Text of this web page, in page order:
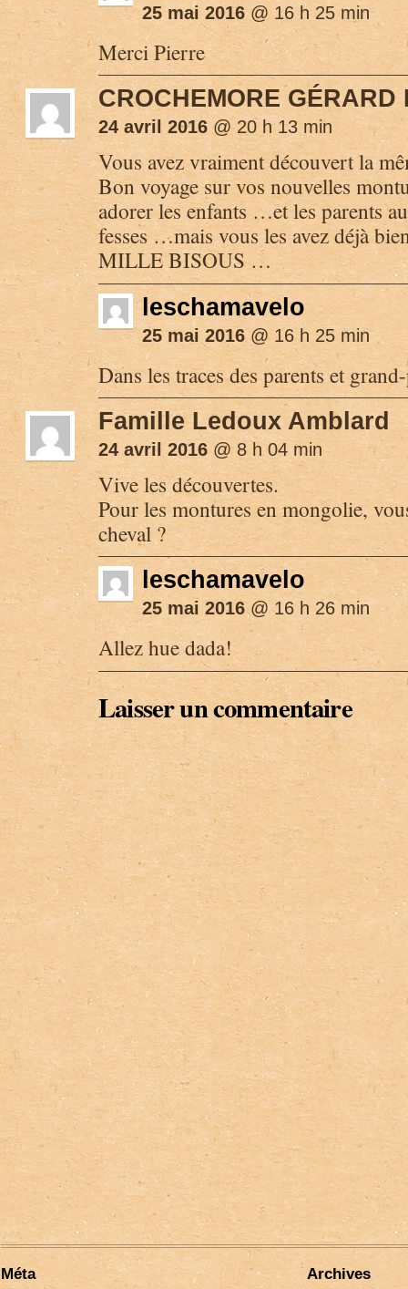
25 mai 2016 @ 16 h 25 min
Merci Pierre
CROCHEMORE GÉRARD
24 avril 2016 @ 20 h 13 min
Vous avez vraiment découvert la
Bon voyage sur vos nouvelles
adorer les enfants …et les parents
fesses …mais vous les avez déjà
MILLE BISOUS …
leschamavelo
25 mai 2016 @ 16 h 25 min
Dans les traces des parents et
Famille Ledoux Amblard
24 avril 2016 @ 8 h 04 min
Vive les découvertes.
Pour les montures en mongolie,
cheval ?
leschamavelo
25 mai 2016@ 16 h 26 min
Allez hue dada!
Laisser un commentaire
Méta Archives